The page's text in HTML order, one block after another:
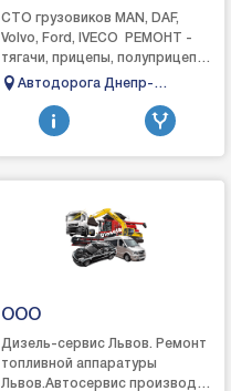
СТО грузовиков MAN, DAF,
Volvo, Ford, IVECO РЕМОНТ -
тягачи, прицепы, полуприцепы,
автобусыВ услуги которых
торм...
Автодорога Днепр-
Царичанка-Кобеляки-
Решетиловка, 24км
ООО
Дизель-сервис Львов. Ремонт
топливной аппаратуры
Львов.Автосервис производит